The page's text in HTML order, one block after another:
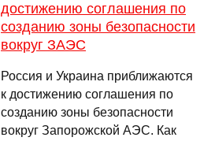
достижению соглашения по
созданию зоны безопасности
вокруг ЗАЭС
Россия и Украина приближаются
к достижению соглашения по
созданию зоны безопасности
вокруг Запорожской АЭС. Как